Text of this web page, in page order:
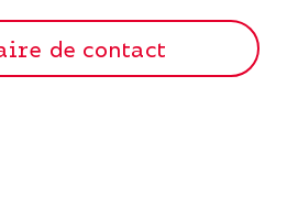
de contact